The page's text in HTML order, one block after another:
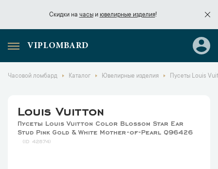
Скидки на часыи ювелирные изделия!
Скидки начасы
VIPLOMBARD
Часовой ломбард Каталог Ювелирные изделия Пусеты Louis
Louis Vuitton
Пусеты Louis Vuitton Color Blossom Star Ear
Stud Pink Gold & White Mother-of-Pearl Q96426
42874